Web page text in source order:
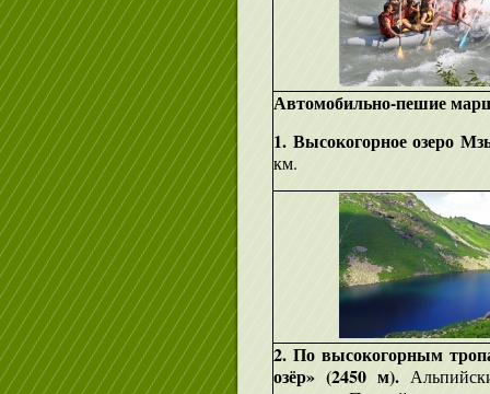
Автомобильно-пешие
1. Высокогорное озеро
км.
2. По высокогорным
озёр» (2450 м).